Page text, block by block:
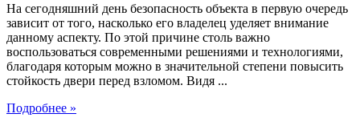
На сегодняшний день безопасность объекта в первую очередь
зависит от того, насколько его владелец уделяет внимание
данному аспекту. По этой причине столь важно
воспользоваться современными решениями и технологиями,
благодаря которым можно в значительной степени повысить
стойкость двери перед взломом. Видя ...
Подробнее »